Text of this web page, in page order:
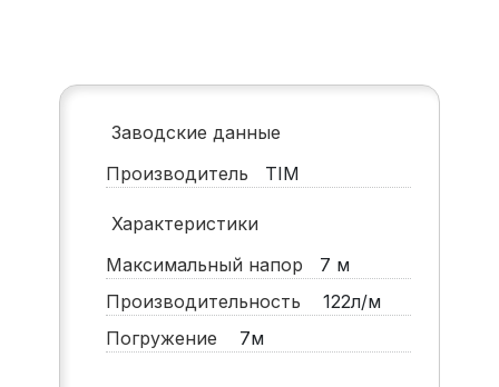
Заводские данные
Производитель
TIM
Характеристики
Максимальный напор
7 м
Производительность
122л/м
Погружение
7м